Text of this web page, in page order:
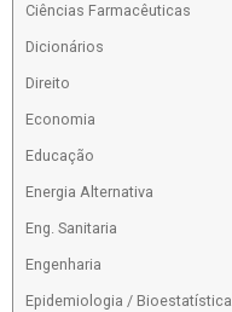
Ciências Farmacêuticas
Dicionários
Direito
Economia
Educação
Energia Alternativa
Eng. Sanitaria
Engenharia
Epidemiologia / Bioestatística